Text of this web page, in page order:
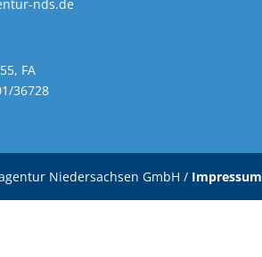
nds.de
FA
36728
Niedersachsen GmbH / Impressum